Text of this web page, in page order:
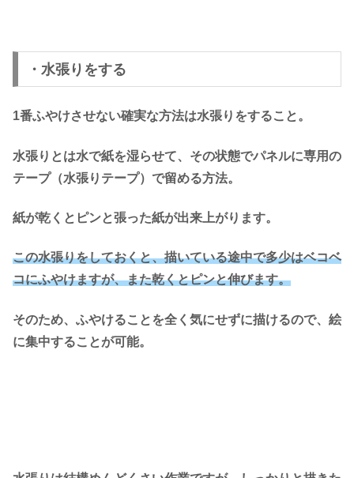
・水張りをする
1番ふやけさせない確実な方法は水張りをすること。
水張りとは水で紙を湿らせて、その状態でパネルに専用の
テープ（水張りテープ）で留める方法。
紙が乾くとピンと張った紙が出来上がります。
この水張りをしておくと、描いている途中で多少はベコベ
コにふやけますが、また乾くとピンと伸びます。
そのため、ふやけることを全く気にせずに描けるので、絵
に集中することが可能。